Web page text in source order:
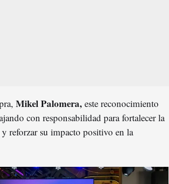
Mikel Palomera, este reconocimiento
con responsabilidad para fortalecer la
y reforzar su impacto positivo en la